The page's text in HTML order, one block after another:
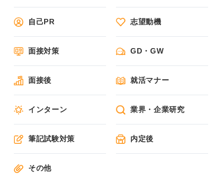
自己PR 志望動機
面接対策 GD・GW
面接後 就活マナー
インターン 業界・企業研究
筆記試験対策 内定後
その他